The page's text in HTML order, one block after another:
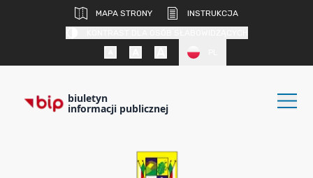
MAPA STRONY
INSTRUKCJA
biuletyn
informacji publicznej